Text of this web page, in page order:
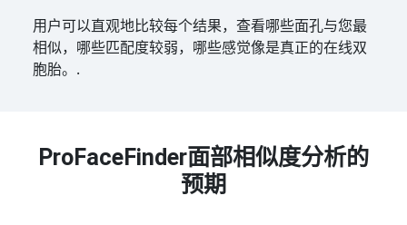
用户可以直观地比较每个结果，查看哪些面孔与您最
相似，哪些匹配度较弱，哪些感觉像是真正的在线双
胞胎。.
ProFaceFinder面部相似度分析的
预期